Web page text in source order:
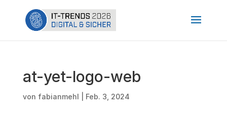
at-yet-logo-web
von fabianmehl Feb. 3, 2024